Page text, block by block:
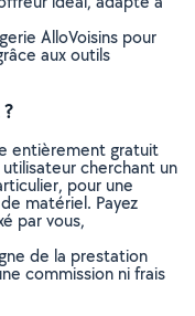
AlloVoisins pour
aux outils
entièrement gratuit
cherchant un
pour une
matériel. Payez
par vous,
de la prestation
commission ni frais